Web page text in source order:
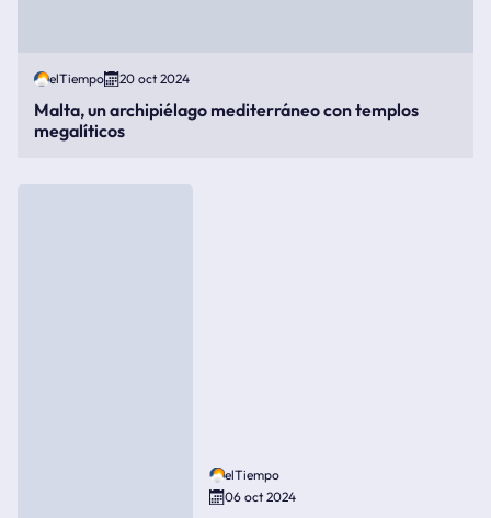
elTiempo 20 oct 2024
Malta, un archipiélago mediterráneo con templos
megalíticos
elTiempo
06 oct 2024